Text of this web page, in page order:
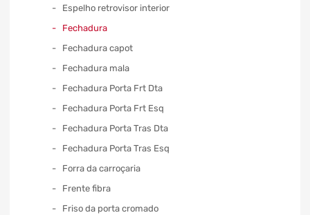
Espelho retrovisor interior
Fechadura
Fechadura capot
Fechadura mala
Fechadura Porta Frt Dta
Fechadura Porta Frt Esq
Fechadura Porta Tras Dta
Fechadura Porta Tras Esq
Forra da carroçaria
Frente fibra
Friso da porta cromado